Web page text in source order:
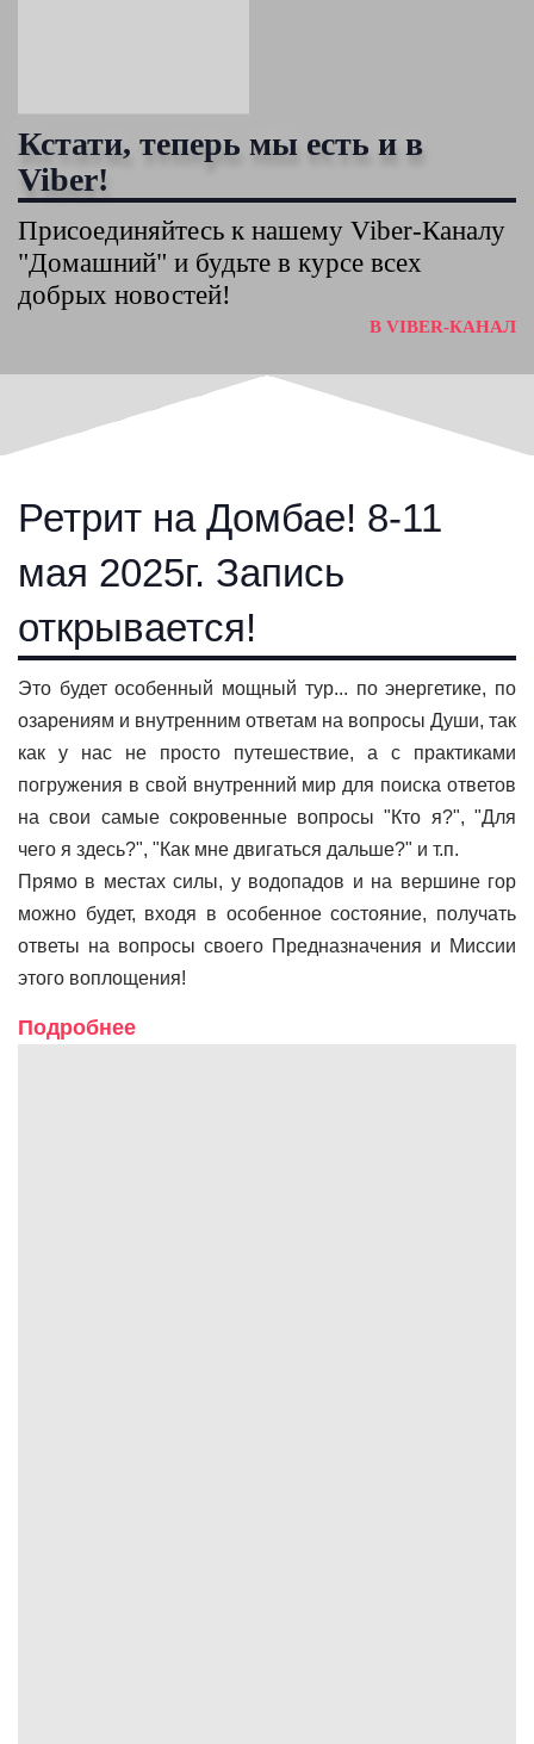
Кстати, теперь мы есть и в
Viber!
Присоединяйтесь к нашему Viber-Каналу
"Домашний" и будьте в курсе всех
добрых новостей!
В VIBER-КАНАЛ
Ретрит на Домбае! 8-11
мая 2025г. Запись
открывается!
Это будет особенный мощный тур... по энергетике, по
озарениям и внутренним ответам на вопросы Души, так
как у нас не просто путешествие, а с практиками
погружения в свой внутренний мир для поиска ответов
на свои самые сокровенные вопросы "Кто я?", "Для
чего я здесь?", "Как мне двигаться дальше?" и т.п.
Прямо в местах силы, у водопадов и на вершине гор
можно будет, входя в особенное состояние, получать
ответы на вопросы своего Предназначения и Миссии
этого воплощения!
Подробнее